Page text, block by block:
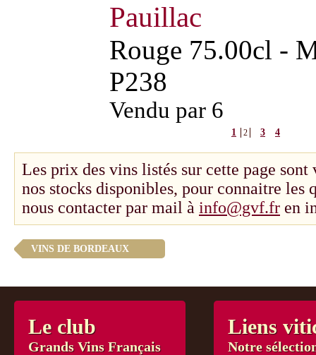
Pauillac
Rouge 75.00cl -
P238
Vendu par 6
1 2 3 4
Les prix des vins listés sur cette page
nos stocks disponibles, pour connaitre les
nous contacter par mail à info@gvf.fr en
VINS DE BORDEAUX
Le club
Grands Vins Français
Liens
Notre